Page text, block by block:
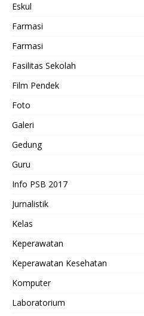
Eskul
Farmasi
Farmasi
Fasilitas Sekolah
Film Pendek
Foto
Galeri
Gedung
Guru
Info PSB 2017
Jurnalistik
Kelas
Keperawatan
Keperawatan Kesehatan
Komputer
Laboratorium